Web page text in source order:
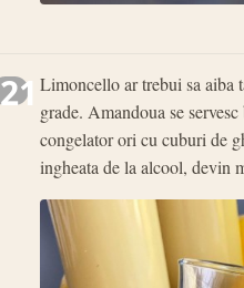
21 Limoncello ar trebui sa aiba
grade. Amandoua se
congelator ori cu cuburi de
ingheata de la alcool, devin